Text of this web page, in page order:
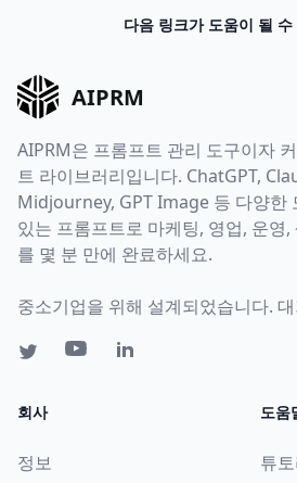
다음 링크가 도움이 될 수
AIPRM
AIPRM은 프롬프트 관리 도구이자
트 라이브러리입니다. ChatGPT,
Midjourney, GPT Image 등 다양한
있는 프롬프트로 마케팅, 영업, 운영
를 몇 분 만에 완료하세요.
중소기업을 위해 설계되었습니다.
회사
정보
도움
튜